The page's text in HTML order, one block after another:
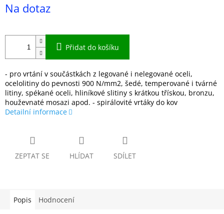
cena:
Na dotaz
Přidat do košíku
- pro vrtání v součástkách z legované i nelegované oceli,
ocelolitiny do pevnosti 900 N/mm2, šedé, temperované i tvárné
litiny, spékané oceli, hliníkové slitiny s krátkou třískou, bronzu,
houževnaté mosazi apod. - spirálovité vrtáky do kov
Detailní informace
ZEPTAT SE HLÍDAT SDÍLET
Popis Hodnocení